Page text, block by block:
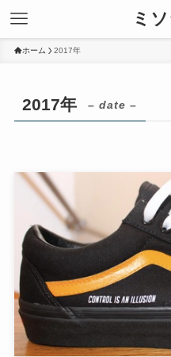
ミ
ホーム 2017年
2017年 – date –